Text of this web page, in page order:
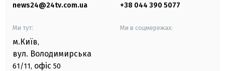
news24@24tv.com.ua +38 044 390 5077
Ми тут:
м.Київ,
вул. Володимирська
61/11, офіс 50
Ми в соцмережах: